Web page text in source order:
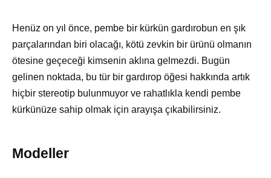
Henüz on yıl önce, pembe bir kürkün gardırobun en şık
parçalarından biri olacağı, kötü zevkin bir ürünü olmanın
ötesine geçeceği kimsenin aklına gelmezdi. Bugün
gelinen noktada, bu tür bir gardırop öğesi hakkında artık
hiçbir stereotip bulunmuyor ve rahatlıkla kendi pembe
kürkünüze sahip olmak için arayışa çıkabilirsiniz.
Modeller